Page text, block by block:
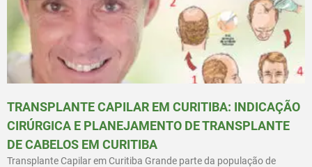
TRANSPLANTE CAPILAR EM CURITIBA: INDICAÇÃO
CIRÚRGICA E PLANEJAMENTO DE TRANSPLANTE
DE CABELOS EM CURITIBA
Transplante Capilar em Curitiba Grande parte da população de